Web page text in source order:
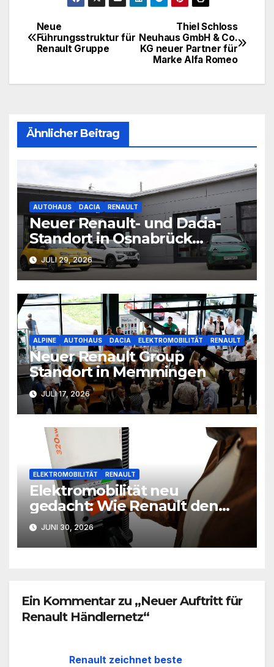
BeitragsnavigationThiel Schloss
Neuhaus GmbH & Co.
KG neuer Partner für
Marke Alfa Romeo
Neue
Führungsstruktur für
Renault Gruppe
Ähnlicher Beitrag
AUTOHAUS DACIA RENAULT
Neuer Renault- und Dacia-
Standort in Osnabrück
eröffnet
JULI 29, 2026
ALPINE AUTOHAUS DACIA ELEKTROMOBILITÄT RENAULT
Neuer Renault Group
Standort in Memmingen
JULI 17, 2026
ELEKTROMOBILITÄT RENAULT
Elektromobilität neu
gedacht: Wie Renault den
Ladeprozess vereinfacht
JUNI 30, 2026
Ein Kommentar zu „Neuer Auftritt für
Renault Händlernetz“
Renault zeichnet beste